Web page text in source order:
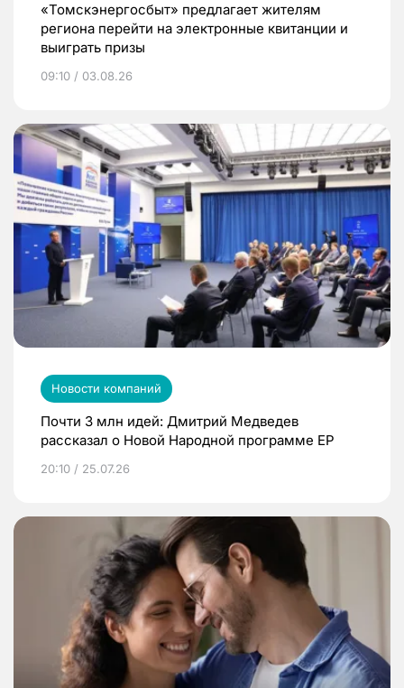
«Томскэнергосбыт» предлагает жителям
региона перейти на электронные квитанции и
выиграть призы
09:10 / 03.08.26
Новости компаний
Почти 3 млн идей: Дмитрий Медведев
рассказал о Новой Народной программе ЕР
20:10 / 25.07.26